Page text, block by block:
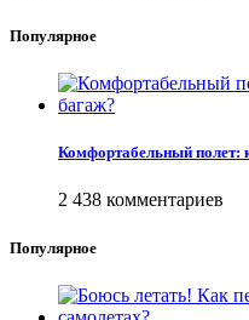
Популярное
Комфортабельный полет:
2 438 комментариев
Популярное